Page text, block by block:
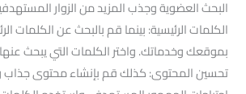
البحث العضوية وجذب المزيد من الزوار
الكلمات الرئيسية: بينما قم بالبحث عن الكلمات
بموقعك وخدماتك. واختر الكلمات التي يبحث
تحسين المحتوى: كذلك قم بإنشاء محتوى جذاب